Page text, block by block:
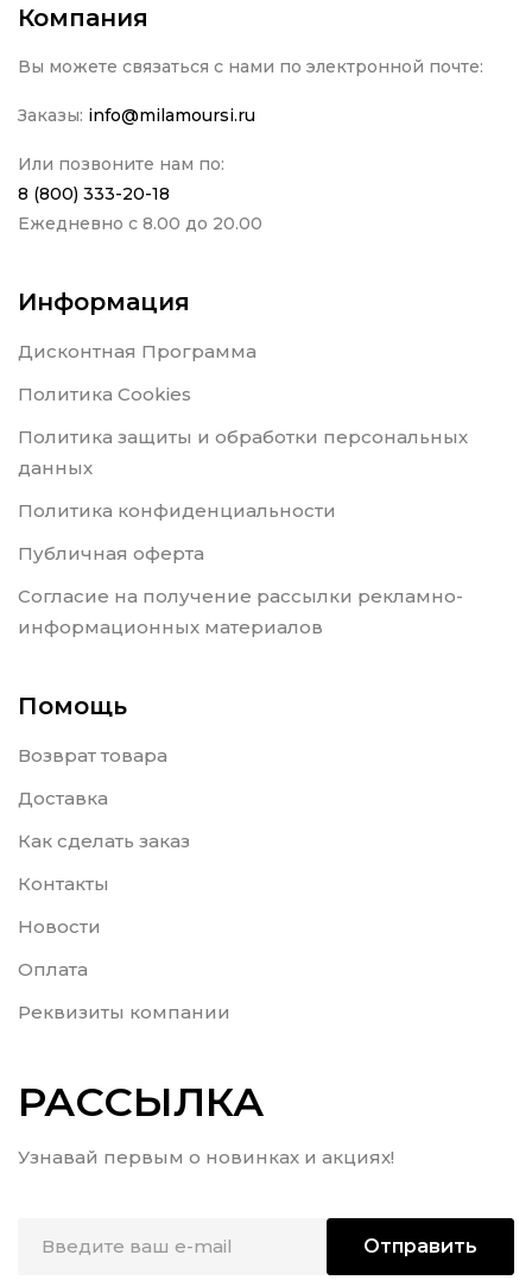
Компания
Вы можете связаться с нами по электронной почте:
Заказы: info@milamoursi.ru
Или позвоните нам по:
8 (800) 333-20-18
Ежедневно с 8.00 до 20.00
Информация
Дисконтная Программа
Политика Cookies
Политика защиты и обработки персональных
данных
Политика конфиденциальности
Публичная оферта
Согласие на получение рассылки рекламно-
информационных материалов
Помощь
Возврат товара
Доставка
Как сделать заказ
Контакты
Новости
Оплата
Реквизиты компании
РАССЫЛКА
Узнавай первым о новинках и акциях!
Отправить